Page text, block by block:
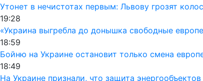
Утонет в нечистотах первым: Львову грозят
19:28
«Украина выгребла до донышка свободные
18:59
Бойню на Украине остановит только смена
18:49
На Украине признали, что защита